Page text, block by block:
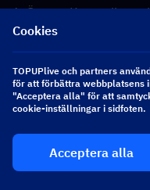
1. Öppna
2. Klicka på
3. Välj Hög prestanda
Detta förhindrar att
för att spara ström.
Inaktivera
1. Tryck på Ctrl + Skift
Cookies
TOPUPlive och partners
för att förbättra webbplatsens
"Acceptera alla" för att
cookie-inställningar i sidfoten.
Acceptera alla